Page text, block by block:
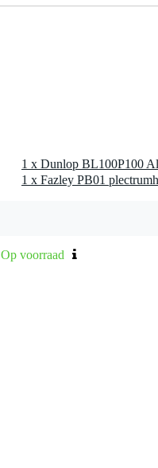
1 x Fazley PB01
Op voorraad